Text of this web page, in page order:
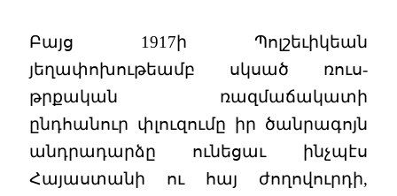
Բայց 1917ի Պոլշեւիկեան
յեղափոխութեամբ սկսած ռուս-
թրքական ռազմաճակատի
ընդհանուր փլուզումը իր ծանրագոյն
անդրադարձը ունեցաւ ինչպէս
Հայաստանի ու հայ ժողովուրդի,